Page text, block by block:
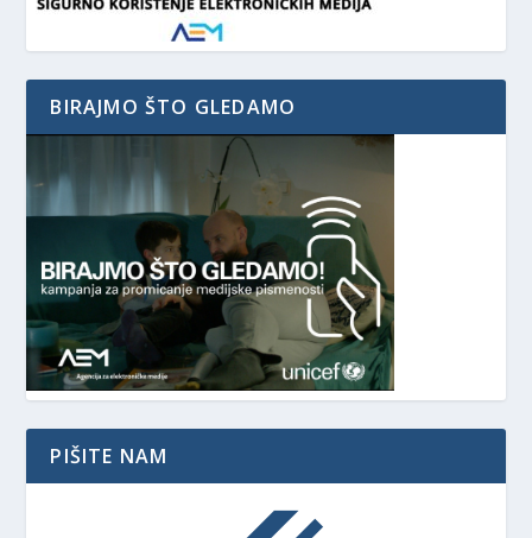
BIRAJMO ŠTO GLEDAMO
PIŠITE NAM